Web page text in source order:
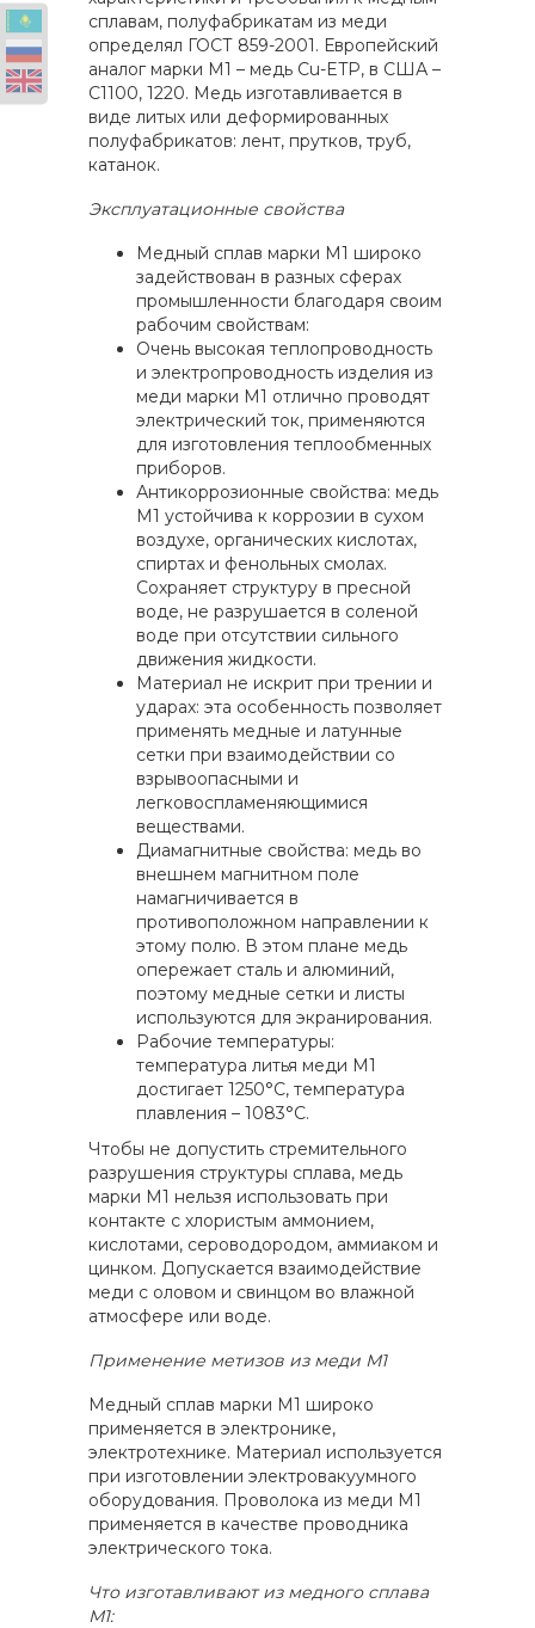
сплавам, полуфабрикатам из меди
определял ГОСТ 859-2001. Европейский
аналог марки М1 – медь Cu-ETP, в США –
С1100, 1220. Медь изготавливается в
виде литых или деформированных
полуфабрикатов: лент, прутков, труб,
катанок.
Эксплуатационные свойства
Медный сплав марки М1 широко
задействован в разных сферах
промышленности благодаря своим
рабочим свойствам:
Очень высокая теплопроводность
и электропроводность изделия из
меди марки М1 отлично проводят
электрический ток, применяются
для изготовления теплообменных
приборов.
Антикоррозионные свойства: медь
М1 устойчива к коррозии в сухом
воздухе, органических кислотах,
спиртах и фенольных смолах.
Сохраняет структуру в пресной
воде, не разрушается в соленой
воде при отсутствии сильного
движения жидкости.
Материал не искрит при трении и
ударах: эта особенность позволяет
применять медные и латунные
сетки при взаимодействии со
взрывоопасными и
легковоспламеняющимися
веществами.
Диамагнитные свойства: медь во
внешнем магнитном поле
намагничивается в
противоположном направлении к
этому полю. В этом плане медь
опережает сталь и алюминий,
поэтому медные сетки и листы
используются для экранирования.
Рабочие температуры:
температура литья меди М1
достигает 1250°С, температура
плавления – 1083°С.
Чтобы не допустить стремительного
разрушения структуры сплава, медь
марки М1 нельзя использовать при
контакте с хлористым аммонием,
кислотами, сероводородом, аммиаком и
цинком. Допускается взаимодействие
меди с оловом и свинцом во влажной
атмосфере или воде.
Применение метизов из меди М1
Медный сплав марки М1 широко
применяется в электронике,
электротехнике. Материал используется
при изготовлении электровакуумного
оборудования. Проволока из меди М1
применяется в качестве проводника
электрического тока.
Что изготавливают из медного сплава
М1: